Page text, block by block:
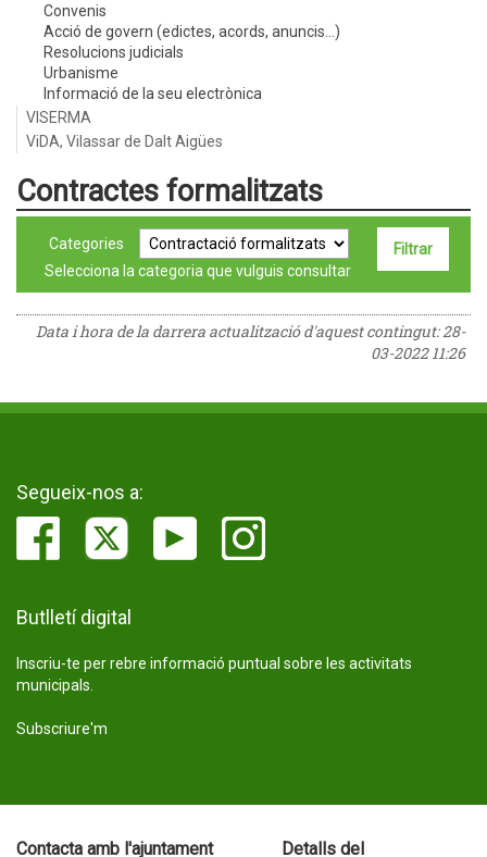
Convenis
Acció de govern (edictes, acords, anuncis...)
Resolucions judicials
Urbanisme
Informació de la seu electrònica
VISERMA
ViDA, Vilassar de Dalt Aigües
Contractes formalitzats
Categories
Selecciona la categoria que vulguis consultar
Data i hora de la darrera actualització d'aquest contingut:28-
03-2022 11:26
Segueix-nos a:
Butlletí digital
Inscriu-te per rebre informació puntual sobre les activitats
municipals.
Subscriure'm
Contacta amb l'ajuntament Detalls del